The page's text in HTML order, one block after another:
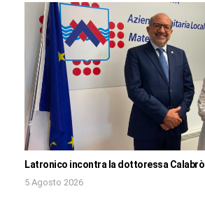
Latronico incontra la dottoressa Calabrò
5 Agosto 2026